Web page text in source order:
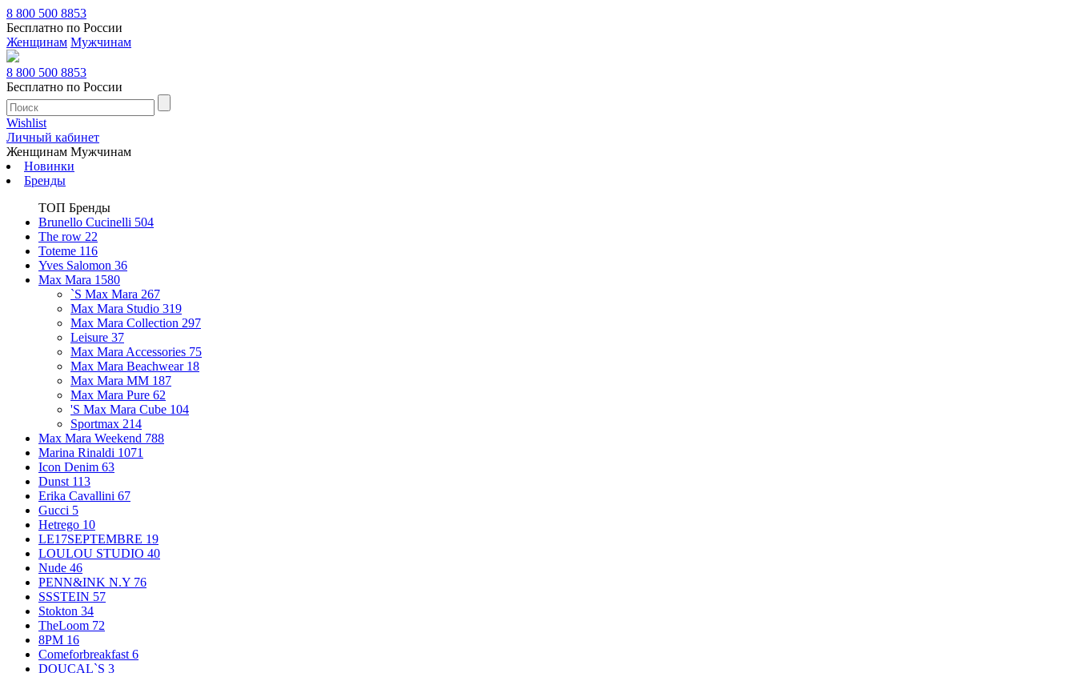
8 800 500 8853
Бесплатно по России
Женщинам Мужчинам
8 800 500 8853
Бесплатно по России
Wishlist
Личный кабинет
Женщинам Мужчинам
Новинки
Бренды
ТОП Бренды
Brunello Cucinelli 504
The row 22
Toteme 116
Yves Salomon 36
Max Mara 1580
`S Max Mara 267
Max Mara Studio 319
Max Mara Collection 297
Leisure 37
Max Mara Accessories 75
Max Mara Beachwear 18
Max Mara MM 187
Max Mara Pure 62
'S Max Mara Cube 104
Sportmax 214
Max Mara Weekend 788
Marina Rinaldi 1071
Icon Denim 63
Dunst 113
Erika Cavallini 67
Gucci 5
Hetrego 10
LE17SEPTEMBRE 19
LOULOU STUDIO 40
Nude 46
PENN&INK N.Y 76
SSSTEIN 57
Stokton 34
TheLoom 72
8PM 16
Comeforbreakfast 6
DOUCAL`S 3